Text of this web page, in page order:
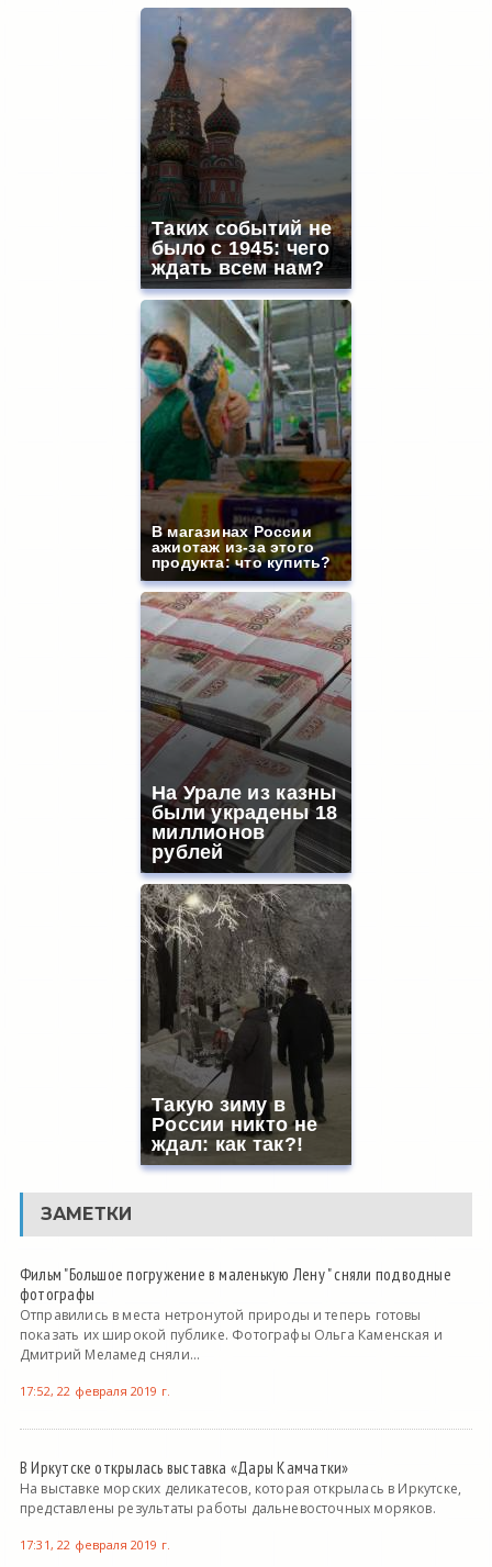
Таких событий не
было с 1945: чего
ждать всем нам?
В магазинах России
ажиотаж из-за этого
продукта: что купить?
На Урале из казны
были украдены 18
миллионов
рублей
Такую зиму в
России никто не
ждал: как так?!
ЗАМЕТКИ
Фильм "Большое погружение в маленькую Лену " сняли подводные
фотографы
Отправились в места нетронутой природы и теперь готовы
показать их широкой публике. Фотографы Ольга Каменская и
Дмитрий Меламед сняли...
17:52, 22 февраля 2019 г.
В Иркутске открылась выставка «Дары Камчатки»
На выставке морских деликатесов, которая открылась в Иркутске,
представлены результаты работы дальневосточных моряков.
17:31, 22 февраля 2019 г.